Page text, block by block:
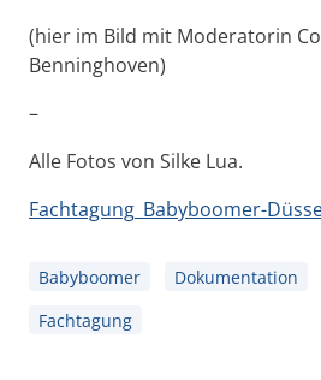
(hier im Bild mit Moderatorin
Benninghoven)
–
Alle Fotos von Silke Lua.
Fachtagung_Babyboomer-
Babyboomer Dokumentation
Fachtagung